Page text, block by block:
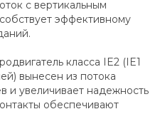
с вертикальным
эффективному
класса IE2 (IE1
вынесен из потока
и увеличивает надежность
обеспечивают